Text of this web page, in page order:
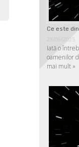
Ce este
29/06/2025
Iată o
oamenilor
mai mult »